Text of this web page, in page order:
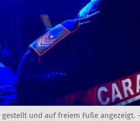
und auf freiem Fuße angezeigt. -